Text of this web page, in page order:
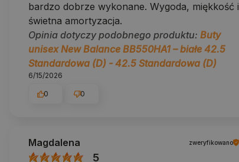
bardzo dobrze wykonane. Wygoda, miękkość i
świetna amortyzacja.
Opinia dotyczy podobnego produktu: Buty
unisex New Balance BB550HA1 – białe 42.5
Standardowa (D) - 42.5 Standardowa (D)
6/15/2026
0 0
Magdalena zweryfikowano
5